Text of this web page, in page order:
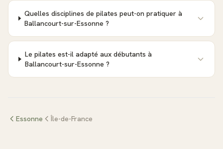
Quelles disciplines de pilates peut-on pratiquer à
Ballancourt-sur-Essonne ?
Le pilates est-il adapté aux débutants à
Ballancourt-sur-Essonne ?
Essonne Île-de-France